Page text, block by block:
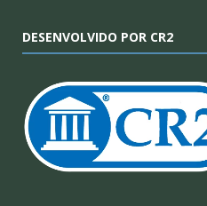
DESENVOLVIDO POR CR2